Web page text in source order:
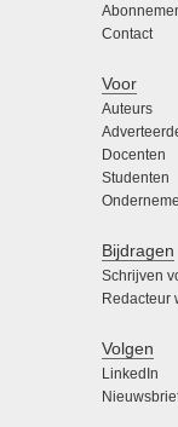
Contact
Voor
Auteurs
Docenten
Studenten
Bijdragen
Schrijven
Redacteur
Volgen
LinkedIn